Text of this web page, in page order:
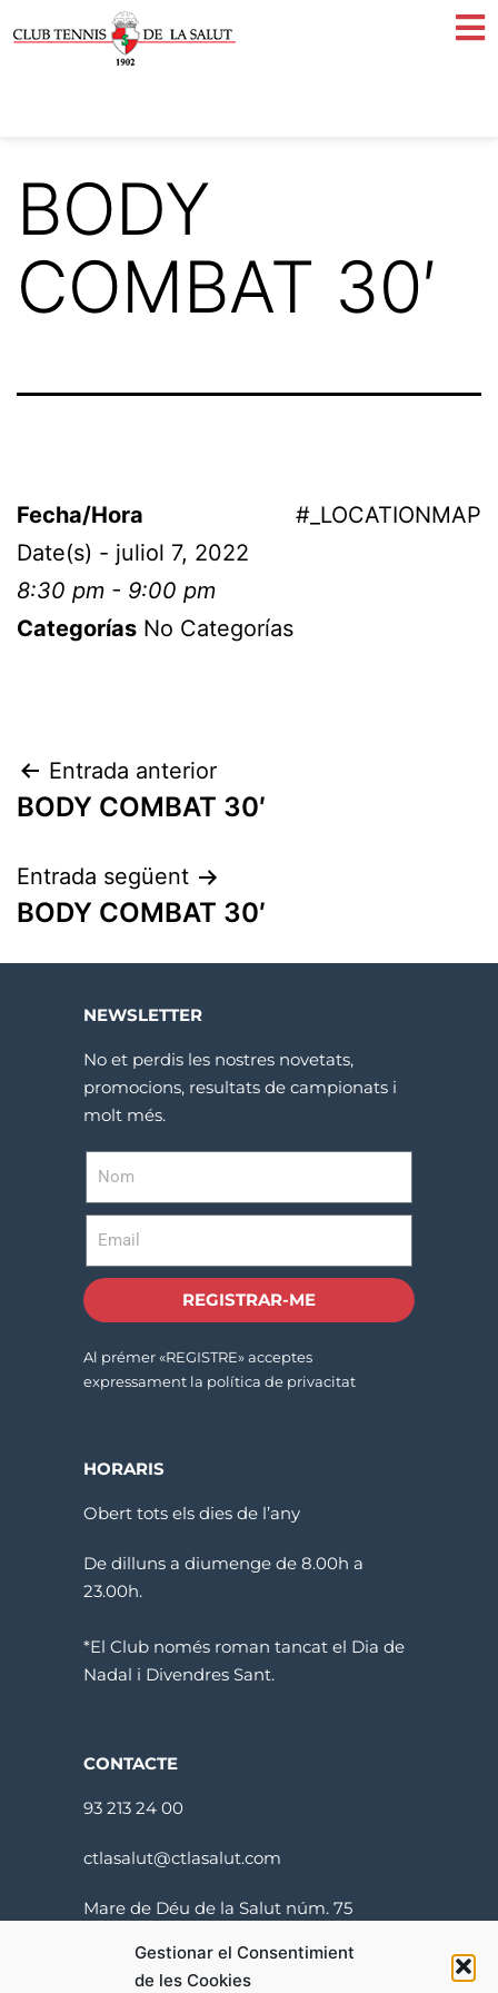
Gestionar el Consentimient
de les Cookies
BODY
COMBAT 30′
#_LOCATIONMAP
Fecha/Hora
Date(s) - juliol 7, 2022
8:30 pm - 9:00 pm
Categorías No Categorías
Entrada anterior
BODY COMBAT 30′
Entrada següent
BODY COMBAT 30′
NEWSLETTER
No et perdis les nostres novetats,
promocions, resultats de campionats i
molt més.
REGISTRAR-ME
Al prémer «REGISTRE» acceptes
expressament la política de privacitat
HORARIS
Obert tots els dies de l’any
De dilluns a diumenge de 8.00h a
23.00h.
*El Club només roman tancat el Dia de
Nadal i Divendres Sant.
CONTACTE
93 213 24 00
ctlasalut@ctlasalut.com
Mare de Déu de la Salut núm. 75